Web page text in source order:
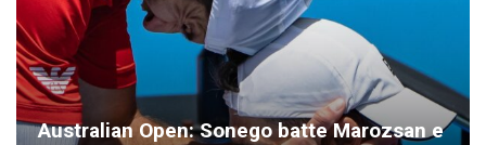
Australian Open: Sonego batte Marozsan e